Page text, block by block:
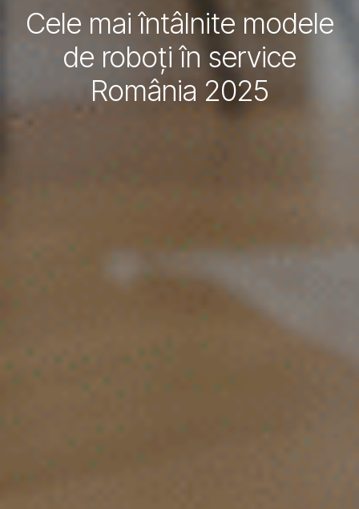
Cele mai întâlnite modele
de roboți în service
România 2025